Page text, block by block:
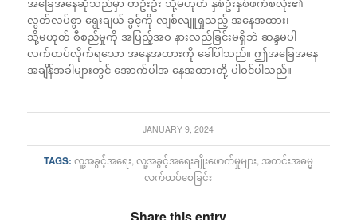
အခြေအနေဆိုသည်မှာ တဦးဦး သို့မဟုတ် နှစ်ဦးနှစ်ဖက်စလုံး၏
လွတ်လပ်စွာ ရွေးချယ် ခွင့်ကို လျစ်လျူရှုသည့် အနေအထား၊
သို့မဟုတ် စီစည်မှုကို အပြည့်အဝ နားလည်ခြင်းမရှိဘဲ ဆန္ဒမပါ
လက်ထပ်လိုက်ရသော အနေအထားကို ခေါ်ပါသည်။ ဤအခြေအနေ
အချိန်အခါများတွင် အောက်ပါအ နေအထားတို့ ပါဝင်ပါသည်။
JANUARY 9, 2024
TAGS: လူ့အခွင့်အရေး,လူ့အခွင့်အရေးချိုးဖောက်မှုများ, အတင်းအဓမ္မ
လက်ထပ်စေခြင်း